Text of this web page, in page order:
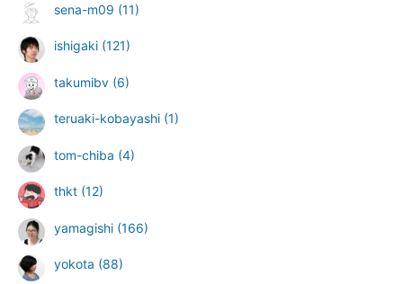
sena-m09 (11)
ishigaki (121)
takumibv (6)
teruaki-kobayashi (1)
tom-chiba (4)
thkt (12)
yamagishi (166)
yokota (88)